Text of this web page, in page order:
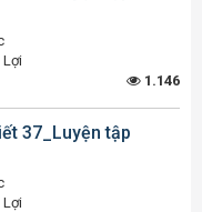
Lợi
1.146
37_Luyện tập
Lợi